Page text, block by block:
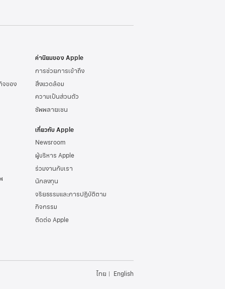
จของ
ค่านิยมของ Apple
การช่วยการเข้าถึง
สิ่งแวดล้อม
ความเป็นส่วนตัว
ซัพพลายเชน
เกี่ยวกับ Apple
Newsroom
ผู้บริหาร Apple
ร่วมงานกับเรา
นักลงทุน
จริยธรรมและการปฏิบัติตาม
กิจกรรม
ติดต่อ Apple
ไทย English